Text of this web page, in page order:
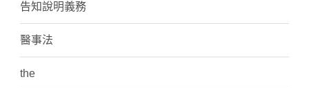
告知說明義務
醫事法
the